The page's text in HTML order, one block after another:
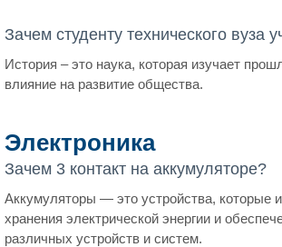
Зачем студенту технического вуза
История – это наука, которая изучает
влияние на развитие общества.
Электроника
Зачем 3 контакт на аккумуляторе?
Аккумуляторы — это устройства, которые
хранения электрической энергии и
различных устройств и систем.